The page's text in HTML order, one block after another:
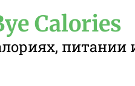
Calories
питании